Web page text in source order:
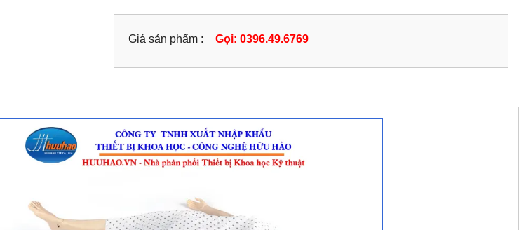
Giá sản phẩm : Gọi: 0396.49.6769